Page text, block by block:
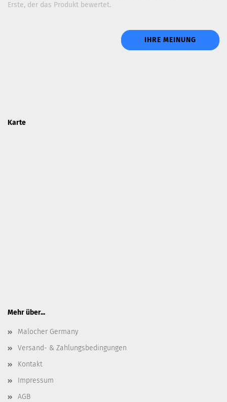
Erste, der das Produkt bewertet.
IHRE MEINUNG
Karte
Mehr über...
Malocher Germany
Versand- & Zahlungsbedingungen
Kontakt
Impressum
AGB